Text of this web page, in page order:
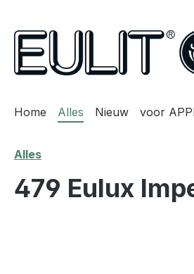
Home Alles Nieuw voor
Alles
479 Eulux